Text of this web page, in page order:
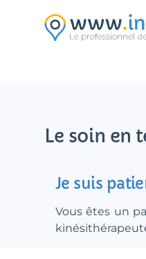
Le soin en
Je suis
Vous êtes un